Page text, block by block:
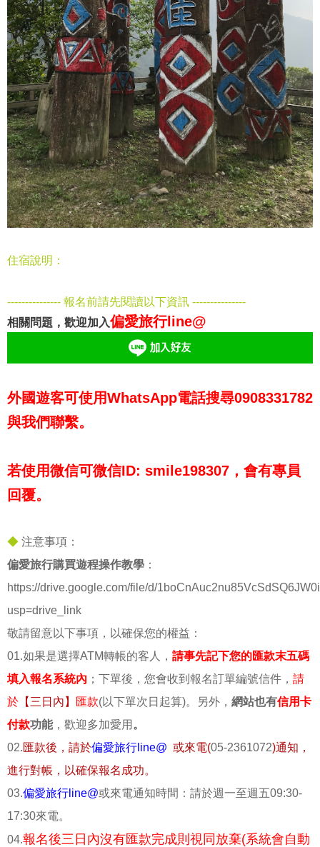
住宿說明：
--------------- 報名前請先閱讀以下資訊 ---------------
相關問題，歡迎加入偏愛旅行line@
外國遊客可使用WhatsApp電話搜尋0908331782
與我們聯繫。
若使用微信可微信ID: smile198307，會有專員
回覆。
◆ 注意事項：
偏愛旅行購買遊程操作教學 ：
https://drive.google.com/file/d/
usp=drive_link
敬請留意以下事項，以確保您的權益：
01.如果是選擇ATM轉帳的客人， 請事先記下您的匯款末五碼
填入報名系統內 ；下單後，您會收到報名訂單編號信件， 請
於 【三日內】 匯款(以下單次日起算)。另外， 網站也有信用卡
付款功能，歡迎多加愛用 。
02.匯款後，請於偏愛旅行line@ 或來電(05-2361072)通知，
進行對帳，以確保報名成功。
03.偏愛旅行line@或來電通知時間：請於週一至週五09:30-
17:30來電。
04.報名後三日內沒有匯款完成則視同放棄(系統會自動